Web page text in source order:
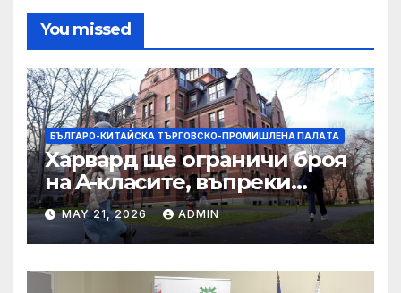
You missed
БЪЛГАРО-КИТАЙСКА ТЪРГОВСКО-ПРОМИШЛЕНА ПАЛAТА
Харвард ще ограничи броя
на A-класите, въпреки
силната съпротива на
студентите
MAY 21, 2026 ADMIN